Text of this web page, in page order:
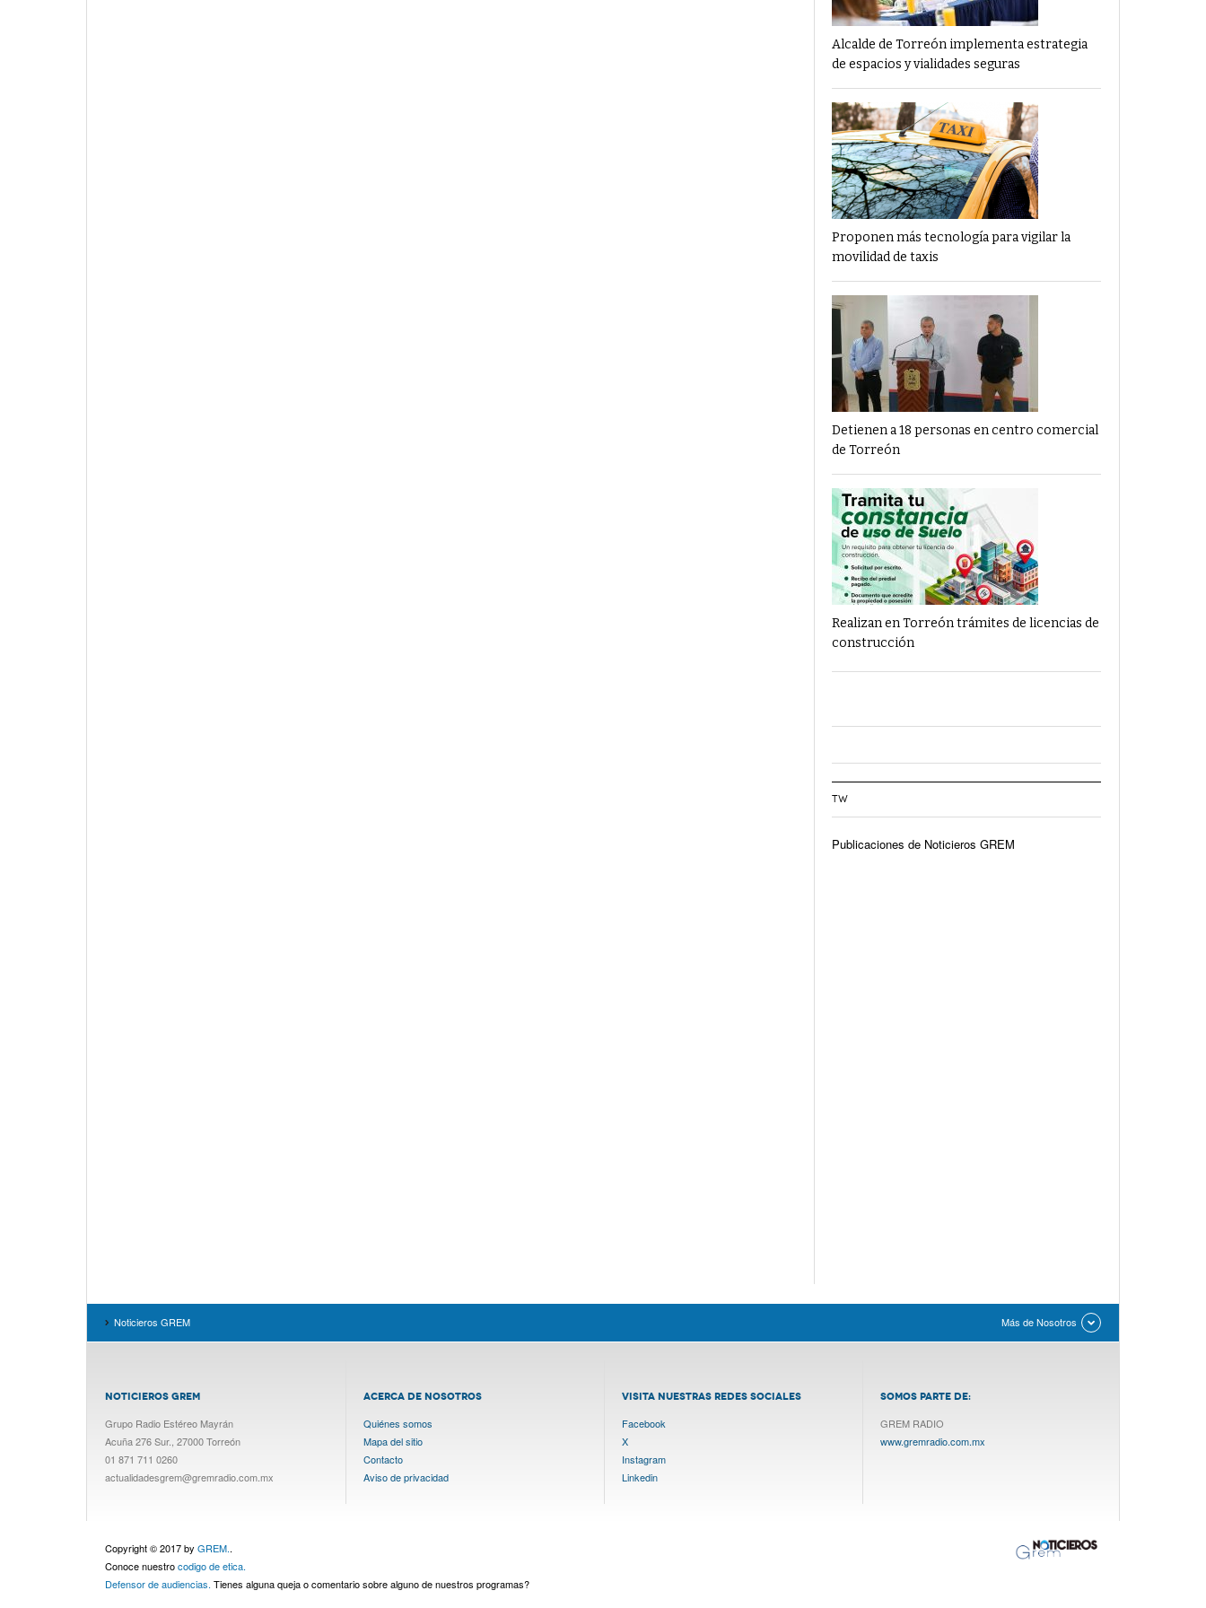
Alcalde de Torreón implementa estrategia
de espacios y vialidades seguras
Proponen más tecnología para vigilar la
movilidad de taxis
Detienen a 18 personas en centro comercial
de Torreón
Realizan en Torreón trámites de licencias de
construcción
TW
Publicaciones de Noticieros GREM
Noticieros GREM Más de Nosotros
NOTICIEROS GREM
Grupo Radio Estéreo Mayrán
Acuña 276 Sur., 27000 Torreón
01 871 711 0260
actualidadesgrem@gremradio.com.mx
ACERCA DE NOSOTROS
Quiénes somos
Mapa del sitio
Contacto
Aviso de privacidad
VISITA NUESTRAS REDES SOCIALES
Facebook
X
Instagram
Linkedin
SOMOS PARTE DE:
GREM RADIO
www.gremradio.com.mx
Copyright © 2017 by GREM..
Conoce nuestrocodigo de etica.
Defensor de audiencias. Tienes alguna queja o comentario sobre alguno de nuestros programas?